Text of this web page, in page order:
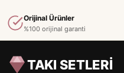
Orijinal Ürünler
%100 orijinal garanti
TAKI SETLERİ